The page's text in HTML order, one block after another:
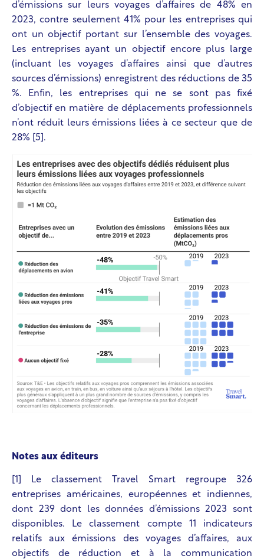
d’émissions sur leurs voyages d’affaires de 48% en
2023, contre seulement 41% pour les entreprises qui
ont un objectif portant sur l’ensemble des voyages.
Les entreprises ayant un objectif encore plus large
(incluant les voyages d’affaires ainsi que d’autres
sources d’émissions) enregistrent des réductions de 35
%. Enfin, les entreprises qui ne se sont pas fixé
d’objectif en matière de déplacements professionnels
n’ont réduit leurs émissions liées à ce secteur que de
28% [5].
Notes aux éditeurs
[1] Le classement Travel Smart regroupe 326
entreprises américaines, européennes et indiennes,
dont 239 dont les données d’émissions 2023 sont
disponibles. Le classement compte 11 indicateurs
relatifs aux émissions des voyages d’affaires, aux
objectifs de réduction et à la communication